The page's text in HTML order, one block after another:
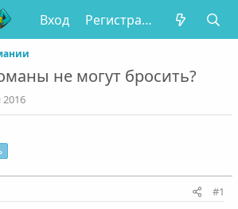
Вход Регистрация
не могут бросить?
#1